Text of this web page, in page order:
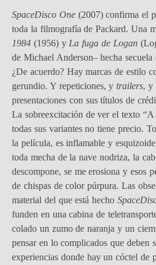
SpaceDisco One(2007) confirma el
toda la filmografía de Packard. Una
1984 (1956) y La fuga de Logan
de Michael Anderson– hecha secuela
¿De acuerdo? Hay marcas de estilo
gerundio. Y repeticiones, ytrailers, y
presentaciones con sus títulos de
La sobreexcitación de ver el texto
todas sus variantes no tiene precio.
la película, es inflamable y
toda mecha de la nave nodriza, la
descompone, se me erosiona y esos
de chispas de color púrpura. Las
material del que está hecho
funden en una cabina de
colado un zumo de naranja y un
pensar en lo complicados que deben
experiencias donde hay un cóctel de